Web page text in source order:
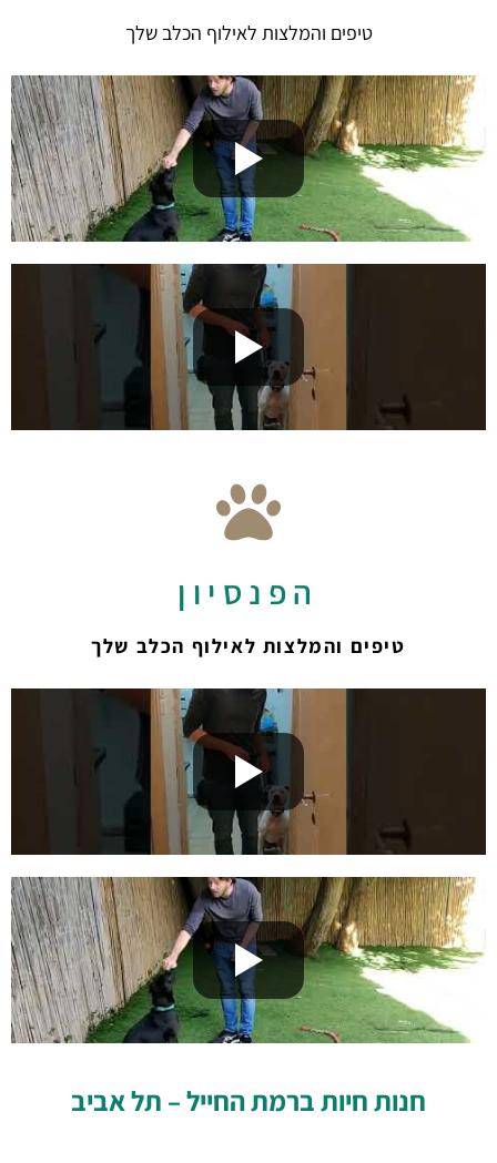
טיפים והמלצות לאילוף הכלב שלך
הפנסיון
טיפים והמלצות לאילוף הכלב שלך
חנות חיות ברמת החייל – תל אביב